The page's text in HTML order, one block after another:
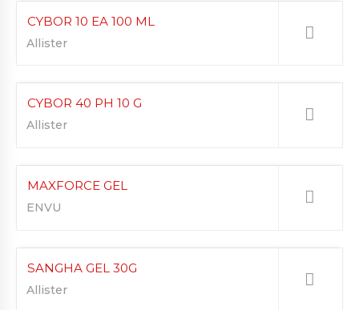
CYBOR 10 EA 100 ML
Allister
CYBOR 40 PH 10 G
Allister
MAXFORCE GEL
ENVU
SANGHA GEL 30G
Allister